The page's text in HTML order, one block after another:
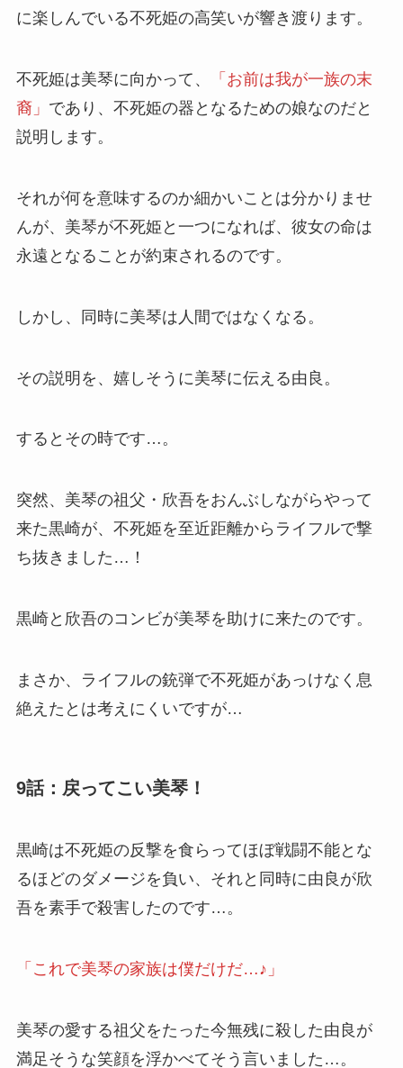
に楽しんでいる不死姫の高笑いが響き渡ります。
不死姫は美琴に向かって、
「お前は我が一族の末
裔」 であり、不死姫の器 となるための娘なのだと
説明します。
それが何を意味するのか細かいことは分かりませ
んが、美琴が不死姫と一つになれば、彼女の命は
永遠となることが約束されるのです。
しかし、同時に美琴は人間ではなくなる。
その説明を、嬉しそうに美琴に伝える由良。
するとその時です…。
突然、美琴の祖父・欣吾をおんぶしながらやって
来た黒崎が、不死姫を至近距離からライフルで撃
ち抜きました…！
黒崎と欣吾のコンビが美琴を助けに来たのです。
まさか、ライフルの銃弾で不死姫があっけなく息
絶えたとは考えにくいですが…
9話：戻ってこい美琴！
黒崎は不死姫の反撃を食らってほぼ戦闘不能とな
るほどのダメージを負い、それと同時に由良が欣
吾を素手で殺害したのです…。
「これで美琴の家族は僕だけだ…♪」
美琴の愛する祖父をたった今無残に殺した由良が
満足そうな笑顔を浮かべてそう言いました…。